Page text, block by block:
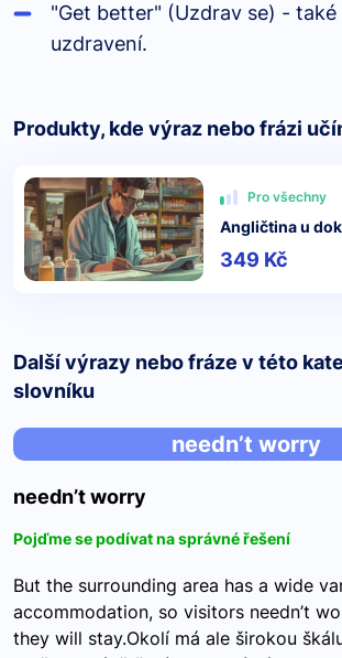
"Get better" (Uzdrav se) - také
uzdravení.
Produkty, kde výraz nebo frázi
Pro všechny
Angličtina u
349 Kč
Další výrazy nebo fráze v této
slovníku
needn’t worry
needn’t worry
Pojďme se podívat na správné řešení
But the surrounding area has a wide
accommodation, so visitors needn’t
they will stay.Okolí má ale širokou